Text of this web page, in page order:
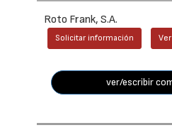
Roto Frank, S.A.
Solicitar información
ver/escribir